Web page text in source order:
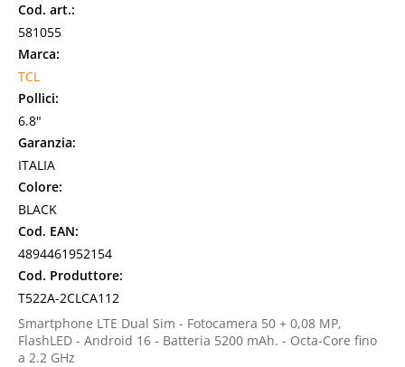
Cod. art.:
581055
Marca:
TCL
Pollici:
6.8"
Garanzia:
ITALIA
Colore:
BLACK
Cod. EAN:
4894461952154
Cod. Produttore:
T522A-2CLCA112
Smartphone LTE Dual Sim - Fotocamera 50 + 0,08 MP,
FlashLED - Android 16 - Batteria 5200 mAh. - Octa-Core fino
a 2.2 GHz